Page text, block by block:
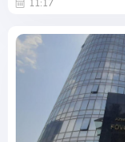
11:17